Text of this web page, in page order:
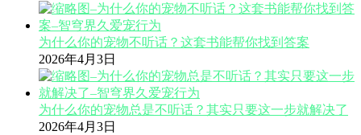
为什么你的宠物不听话？这套书能帮你找到答案
2026年4月3日
为什么你的宠物总是不听话？其实只要这一步就解决了
2026年4月3日